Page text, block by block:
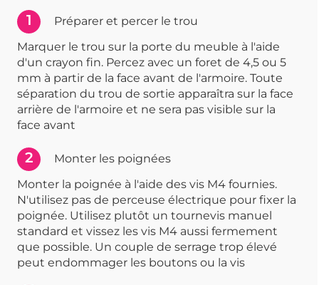
1
Préparer et percer le trou
Marquer le trou sur la porte du meuble à l'aide
d'un crayon fin. Percez avec un foret de 4,5 ou 5
mm à partir de la face avant de l'armoire. Toute
séparation du trou de sortie apparaîtra sur la face
arrière de l'armoire et ne sera pas visible sur la
face avant
2
Monter les poignées
Monter la poignée à l'aide des vis M4 fournies.
N'utilisez pas de perceuse électrique pour fixer la
poignée. Utilisez plutôt un tournevis manuel
standard et vissez les vis M4 aussi fermement
que possible. Un couple de serrage trop élevé
peut endommager les boutons ou la vis